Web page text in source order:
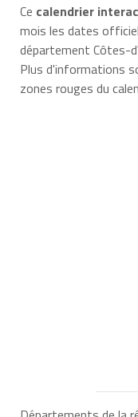
Ce calendrier
mois les dates
département Côtes-
Plus d'informations
zones rouges du